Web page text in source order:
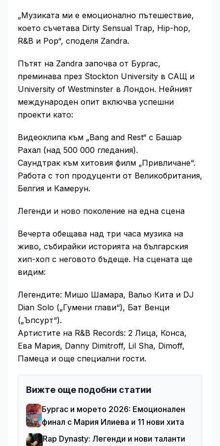
„Музиката ми е емоционално пътешествие,
което съчетава Dirty Sensual Trap, Hip-hop,
R&B и Pop“, споделя Zandra.
Пътят на Zandra започва от Бургас,
преминава през Stockton University в САЩ и
University of Westminster в Лондон. Нейният
международен опит включва успешни
проекти като:
Видеоклипа към „Bang and Rest“ с Башар
Рахал (над 500 000 гледания).
Саундтрак към хитовия филм „Привличане“.
Работа с топ продуценти от Великобритания,
Белгия и Камерун.
Легенди и ново поколение на една сцена
Вечерта обещава над три часа музика на
живо, събирайки историята на българския
хип-хоп с неговото бъдеще. На сцената ще
видим:
Легендите: Мишо Шамара, Вальо Кита и DJ
Dian Solo („Гумени глави“), Бат Венци
(„Ъпсурт“).
Артистите на R&B Records: 2 Лица, Конса,
Ева Мария, Danny Dimitroff, Lil Sha, Dimoff,
Памеца и още специални гости.
Вижте още подобни статии
Бургас и морето 2026: Емоционален
финал с Мария Илиева и 11 нови хита
Rap Dynasty: Легенди и нови таланти